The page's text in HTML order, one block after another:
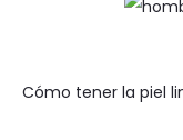
Cómo tener la piel